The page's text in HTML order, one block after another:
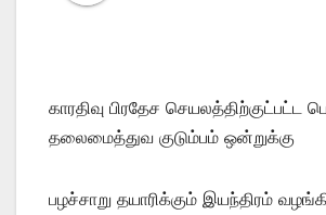
காரதிவு பிரதேச செயலத்திற்குட்பட்ட
தலைமைத்துவ குடும்பம் ஒன்றுக்கு
பழச்சாறு தயாரிக்கும் இயந்திரம்